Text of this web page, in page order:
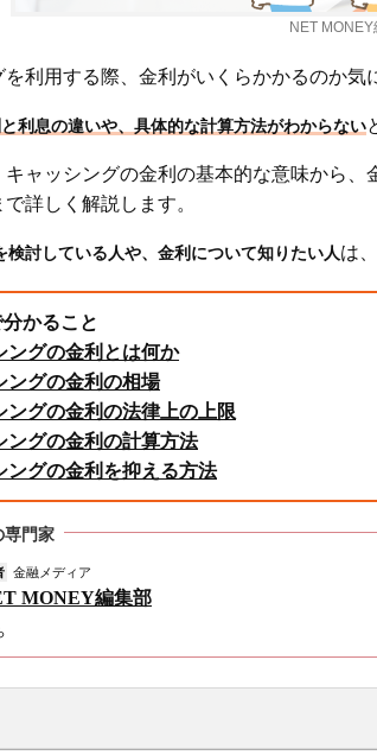
NET
利用する際、金利がいくらかかるのか気
利息の違いや、具体的な計算方法がわからない
キャッシングの金利の基本的な意味から
詳しく解説します。
検討している人や、金利について知りたい人は
かること
ングの金利とは何か
ングの金利の相場
ングの金利の法律上の上限
ングの金利の計算方法
ングの金利を抑える方法
専門家
金融メディア
MONEY編集部